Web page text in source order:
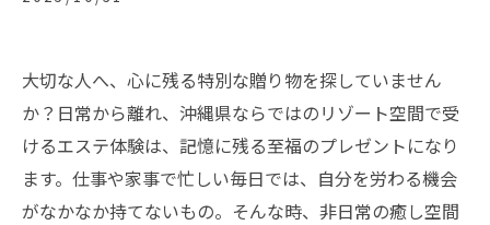
大切な人へ、心に残る特別な贈り物を探していません
か？日常から離れ、沖縄県ならではのリゾート空間で受
けるエステ体験は、記憶に残る至福のプレゼントになり
ます。仕事や家事で忙しい毎日では、自分を労わる機会
がなかなか持てないもの。そんな時、非日常の癒し空間